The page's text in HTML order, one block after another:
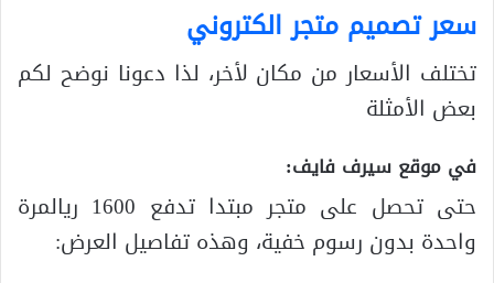
سعر تصميم متجر الكتروني
تختلف الأسعار من مكان لأخر، لذا دعونا نوضح لكم
بعض الأمثلة
في موقع سيرف فايف:
حتى تحصل على متجر مبتدا تدفع 1600 ريالمرة
واحدة بدون رسوم خفية، وهذه تفاصيل العرض: